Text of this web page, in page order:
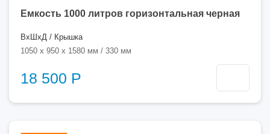
Емкость 1000 литров горизонтальная черная
ВхШхД / Крышка
1050 x 950 x 1580 мм / 330 мм
18 500 Р